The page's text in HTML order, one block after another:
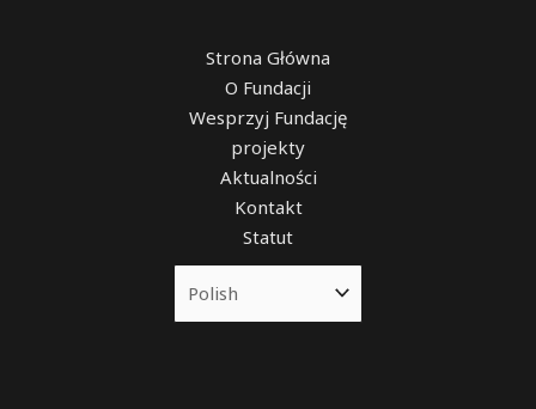
Strona Główna
O Fundacji
Wesprzyj Fundację
projekty
Aktualności
Kontakt
Statut